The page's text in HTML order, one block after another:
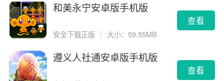
和美永宁安卓版手机版
安全下载正版 大小：59.55MB
查看
遵义人社通安卓版手机版
查看